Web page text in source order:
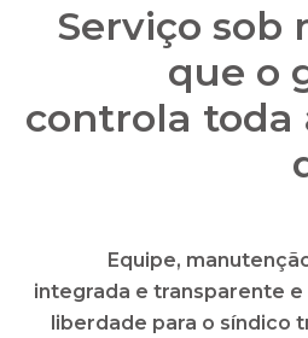
Serviço sob
que o
controla toda
Equipe,
integrada e transparente
liberdade para o síndico